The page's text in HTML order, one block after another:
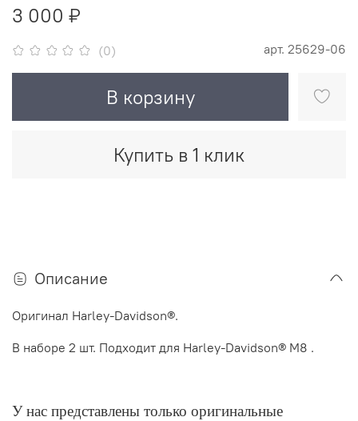
(0) арт. 25629-06
3 000 ₽
В корзину
Купить в 1 клик
Описание
Оригинал Harley-Davidson®.
В наборе 2 шт. Подходит для Harley-Davidson® M8 .
У нас представлены только оригинальные